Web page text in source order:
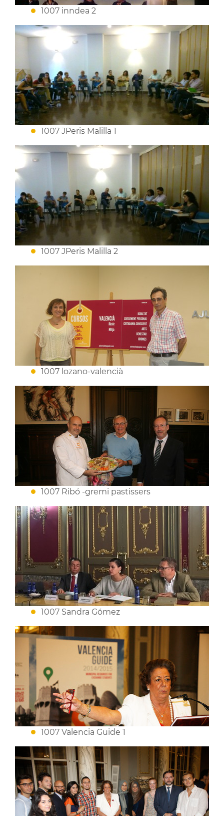
1007 inndea 2
1007 JPeris Malilla 1
1007 JPeris Malilla 2
1007 lozano-valencià
1007 Ribó -gremi pastissers
1007 Sandra Gómez
1007 Valencia Guide 1